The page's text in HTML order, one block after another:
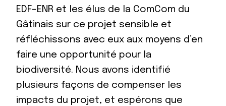
EDF-ENR et les élus de la ComCom du
Gâtinais sur ce projet sensible et
réfléchissons avec eux aux moyens d’en
faire une opportunité pour la
biodiversité. Nous avons identifié
plusieurs façons de compenser les
impacts du projet, et espérons que